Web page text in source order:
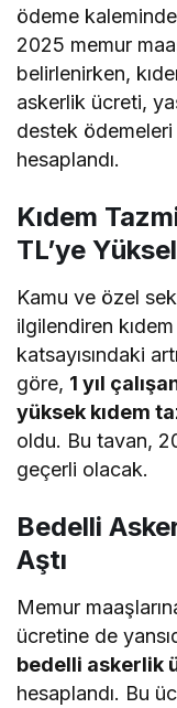
ödeme
2025 memur
belirlenirken,
askerlik ücreti,
destek
hesaplandı.
Kıdem
TL’ye
Kamu ve özel
ilgilendiren
katsayısındaki
göre, 1 yıl
yüksek kıdem
oldu. Bu tavan,
geçerli olacak.
Bedelli
Aştı
Memur
ücretine de
bedelli askerlik
hesaplandı. Bu